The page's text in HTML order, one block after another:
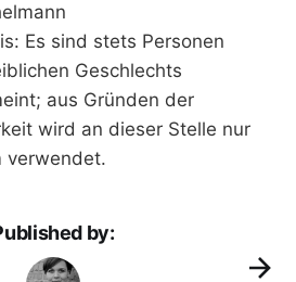
Es sind stets Personen
Geschlechts
aus Gründen der
wird an dieser Stelle nur
verwendet.
by: